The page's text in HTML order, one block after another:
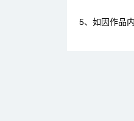
5、如因作品